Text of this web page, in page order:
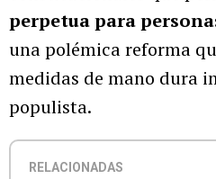
perpetua para
una polémica reforma
medidas de mano dura
populista.
RELACIONADAS